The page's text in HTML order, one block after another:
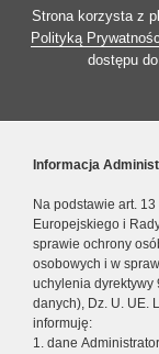
Strona korzysta z
Polityką
dostępu
Informacja
Na podstawie art.
Europejskiego i
sprawie ochrony
osobowych i w
uchylenia dyrektywy
danych), Dz. U. UE.
informuję:
1. dane